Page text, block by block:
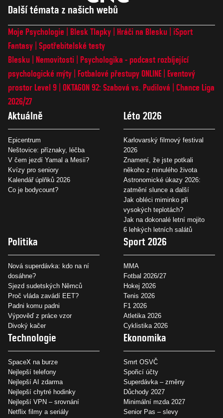
Další témata z našich webů
Moje Psychologie Blesk Tlapky Hráči na Blesku
iSport
Fantasy Spotřebitelské testy
Blesku
Nemovitosti
Psychologika - podcast rozbíjející
psychologické mýty
Fotbalové přestupy ONLINE
Eventový
prostor Level 9 OKTAGON 92: Szabová vs. Pudilová
Chance Liga
2026/27
Aktuálně
Epicentrum
Neštovice: příznaky, léčba
V čem jezdí Yamal a Mesii?
Kvízy pro seniory
Kalendář úplňků 2026
Co je bodycount?
Léto 2026
Karlovarský filmový festival
2026
Znamení, že jste potkali
někoho z minulého života
Astronomické úkazy 2026:
zatmění slunce a další
Jak obléci miminko při
vysokých teplotách?
Jak na dokonalé letní mojito
6 lehkých letních salátů
Politika
Nová superdávka: kdo na ní
dosáhne?
Sjezd sudetských Němců
Proč vláda zavádí EET?
Padni komu padni
Výpověď z práce vzor
Divoký kačer
Sport 2026
MMA
Fotbal 2026/27
Hokej 2026
Tenis 2026
F1 2026
Atletika 2026
Cyklistika 2026
Technologie
SpaceX na burze
Nejlepší telefony
Nejlepší AI zdarma
Nejlepší chytré hodinky
Nejlepší VPN – srovnání
Netflix filmy a seriály
Ekonomika
Smrt OSVČ
Spořicí účty
Superdávka – změny
Důchody 2027
Minimální mzda 2027
Senior Pas – slevy